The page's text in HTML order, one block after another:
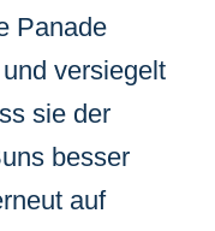
Panade
versiegelt
sie der
besser
auf